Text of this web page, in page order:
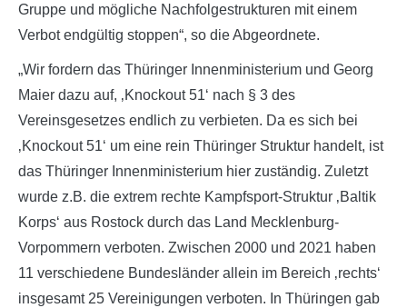
Gruppe und mögliche Nachfolgestrukturen mit einem
Verbot endgültig stoppen“, so die Abgeordnete.
„Wir fordern das Thüringer Innenministerium und Georg
Maier dazu auf, ‚Knockout 51‘ nach § 3 des
Vereinsgesetzes endlich zu verbieten. Da es sich bei
‚Knockout 51‘ um eine rein Thüringer Struktur handelt, ist
das Thüringer Innenministerium hier zuständig. Zuletzt
wurde z.B. die extrem rechte Kampfsport-Struktur ‚Baltik
Korps‘ aus Rostock durch das Land Mecklenburg-
Vorpommern verboten. Zwischen 2000 und 2021 haben
11 verschiedene Bundesländer allein im Bereich ‚rechts‘
insgesamt 25 Vereinigungen verboten. In Thüringen gab